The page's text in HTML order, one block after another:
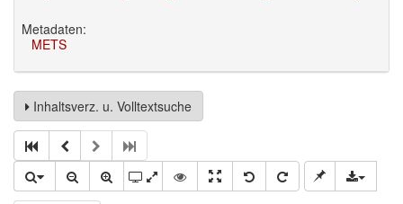
Metadaten:
METS
Inhaltsverz. u. Volltextsuche